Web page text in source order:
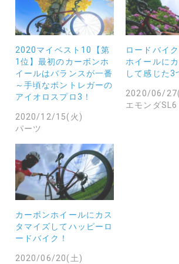
2020マイベスト10【第
1位】最初のカーボンホ
イールはバランスが一番
～手頃なボントレガーの
アイオロスプロ3！
2020/12/15(火)
パーツ
ロードバイ
ホイールに
して感じた3
2020/06/
エモンダSL6
カーボンホイールにカス
タマイズしてハッピーロ
ードバイク！
2020/06/20(土)